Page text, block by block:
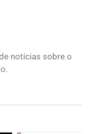
notícias sobre o